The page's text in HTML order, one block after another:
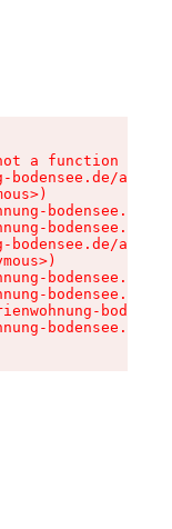
a function
bodensee.de/
bodensee.de/
bodensee.de/
bodensee.de/
bodensee.de/
bodensee.de/
bodensee.de/